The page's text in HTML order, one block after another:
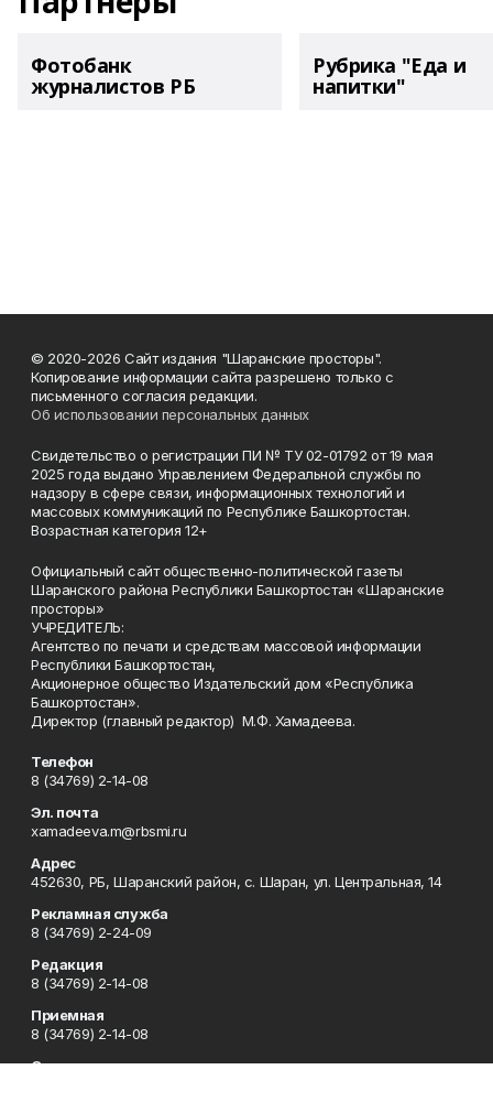
Фотобанк
журналистов РБ
Рубрика "Еда и
напитки"
© 2020-2026 Сайт издания "Шаранские просторы".
Копирование информации сайта разрешено только с
письменного согласия редакции.
Об использовании персональных данных
Свидетельство о регистрации ПИ № ТУ 02-01792 от 19 мая
2025 года выдано Управлением Федеральной службы по
надзору в сфере связи, информационных технологий и
массовых коммуникаций по Республике Башкортостан.
Возрастная категория 12+
Официальный сайт общественно-политической газеты
Шаранского района Республики Башкортостан «Шаранские
просторы»
УЧРЕДИТЕЛЬ:
Агентство по печати и средствам массовой информации
Республики Башкортостан,
Акционерное общество Издательский дом «Республика
Башкортостан».
Директор (главный редактор) М.Ф. Хамадеева.
Телефон
8 (34769) 2-14-08
Эл. почта
xamadeeva.m@rbsmi.ru
Адрес
452630, РБ, Шаранский район, с. Шаран, ул. Центральная, 14
Рекламная служба
8 (34769) 2-24-09
Редакция
8 (34769) 2-14-08
Приемная
8 (34769) 2-14-08
Сотрудничество